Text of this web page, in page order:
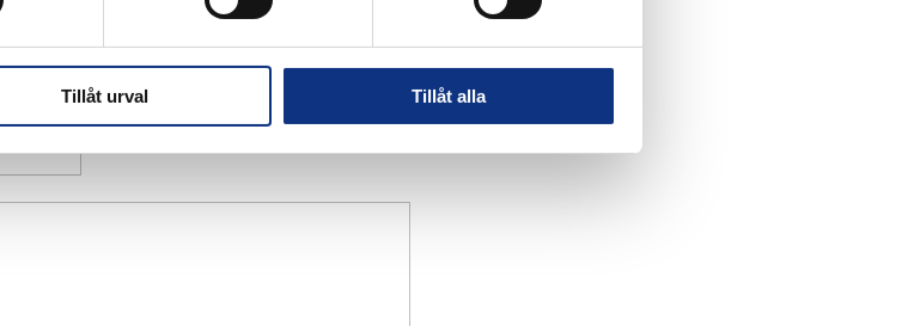
Tillåt urval Tillåt alla